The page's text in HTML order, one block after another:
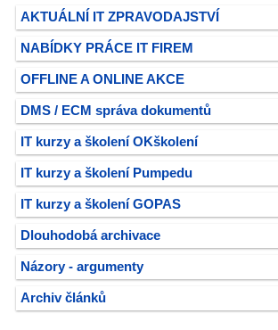
AKTUÁLNÍ IT ZPRAVODAJSTVÍ
NABÍDKY PRÁCE IT FIREM
OFFLINE A ONLINE AKCE
DMS / ECM správa dokumentů
IT kurzy a školení OKškolení
IT kurzy a školení Pumpedu
IT kurzy a školení GOPAS
Dlouhodobá archivace
Názory - argumenty
Archiv článků